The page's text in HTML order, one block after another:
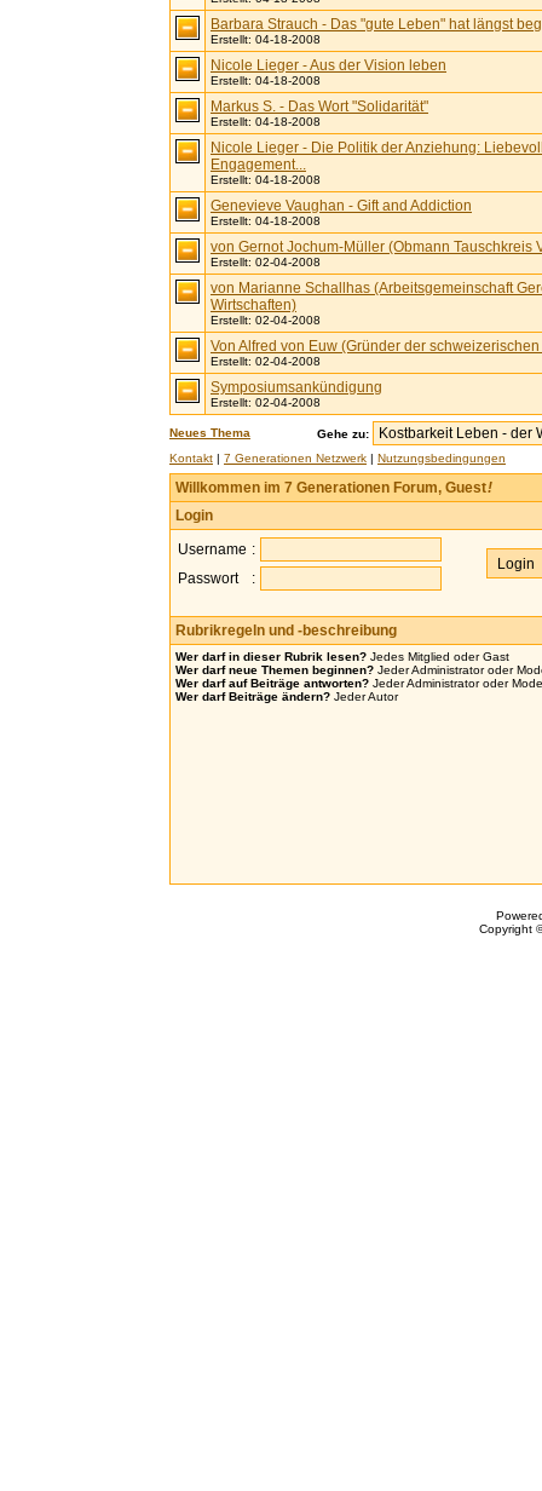
Barbara Strauch - Das "gute Leben" hat längst
Erstellt: 04-18-2008
Nicole Lieger - Aus der Vision leben
Erstellt: 04-18-2008
Markus S. - Das Wort "Solidarität"
Erstellt: 04-18-2008
Nicole Lieger - Die Politik der Anziehung:
Engagement...
Erstellt: 04-18-2008
Genevieve Vaughan - Gift and Addiction
Erstellt: 04-18-2008
von Gernot Jochum-Müller (Obmann Tauschkreis
Erstellt: 02-04-2008
von Marianne Schallhas (Arbeitsgemeinschaft
Wirtschaften)
Erstellt: 02-04-2008
Von Alfred von Euw (Gründer der
Erstellt: 02-04-2008
Symposiumsankündigung
Erstellt: 02-04-2008
Neues Thema
Gehe zu:
Kontakt | 7 Generationen Netzwerk | Nutzungsbedingungen
Willkommen im 7 Generationen Forum, Guest!
Login
Username :
Passwort
:
Rubrikregeln und -beschreibung
Wer darf in dieser Rubrik lesen? Jedes Mitglied oder Gast
Wer darf neue Themen beginnen? Jeder Administrator oder
Wer darf auf Beiträge antworten? Jeder Administrator oder
Wer darf Beiträge ändern? Jeder Autor
Copyright